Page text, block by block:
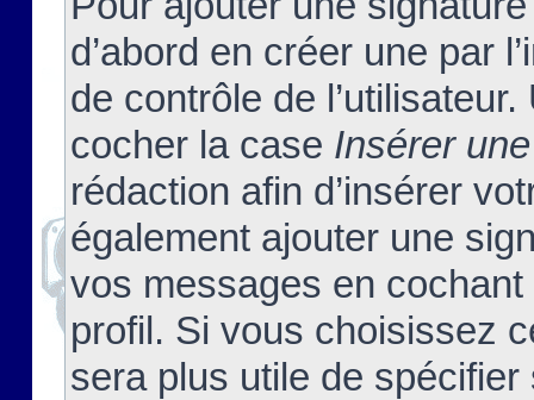
d’abord en créer une par
de contrôle de
cocher la case Insérer
rédaction afin d’insérer
également ajouter une
vos messages en
profil. Si vous choisissez
sera plus utile de